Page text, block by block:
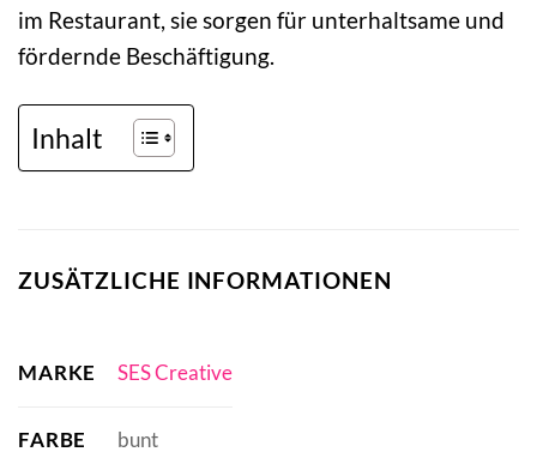
im Restaurant, sie sorgen für unterhaltsame und
fördernde Beschäftigung.
Inhalt
ZUSÄTZLICHE INFORMATIONEN
MARKE SES Creative
FARBE bunt